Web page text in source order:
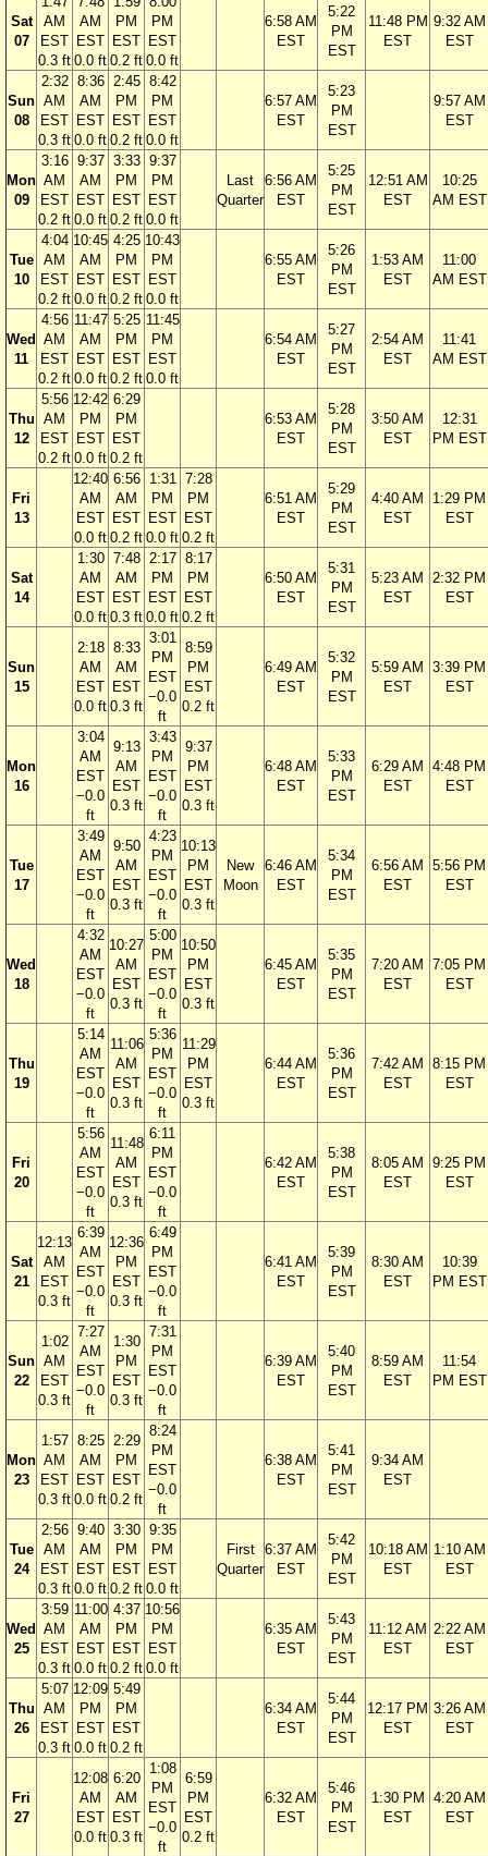
Sat
07
AM
EST
0.3 ft
AM
EST
0.0 ft
PM
EST
0.2 ft
PM
EST
0.0 ft
6:58 AM
EST
5:22
PM
EST
11:48 PM
EST
9:32 AM
EST
Sun
08
2:32
AM
EST
0.3 ft
8:36
AM
EST
0.0 ft
2:45
PM
EST
0.2 ft
8:42
PM
EST
0.0 ft
6:57 AM
EST
5:23
PM
EST
9:57 AM
EST
Mon
09
3:16
AM
EST
0.2 ft
9:37
AM
EST
0.0 ft
3:33
PM
EST
0.2 ft
9:37
PM
EST
0.0 ft
Last
Quarter
6:56 AM
EST
5:25
PM
EST
12:51 AM
EST
10:25
AM EST
Tue
10
4:04
AM
EST
0.2 ft
10:45
AM
EST
0.0 ft
4:25
PM
EST
0.2 ft
10:43
PM
EST
0.0 ft
6:55 AM
EST
5:26
PM
EST
1:53 AM
EST
11:00
AM EST
Wed
11
4:56
AM
EST
0.2 ft
11:47
AM
EST
0.0 ft
5:25
PM
EST
0.2 ft
11:45
PM
EST
0.0 ft
6:54 AM
EST
5:27
PM
EST
2:54 AM
EST
11:41
AM EST
Thu
12
5:56
AM
EST
0.2 ft
12:42
PM
EST
0.0 ft
6:29
PM
EST
0.2 ft
6:53 AM
EST
5:28
PM
EST
3:50 AM
EST
12:31
PM EST
Fri
13
12:40
AM
EST
0.0 ft
6:56
AM
EST
0.2 ft
1:31
PM
EST
0.0 ft
7:28
PM
EST
0.2 ft
6:51 AM
EST
5:29
PM
EST
4:40 AM
EST
1:29 PM
EST
Sat
14
1:30
AM
EST
0.0 ft
7:48
AM
EST
0.3 ft
2:17
PM
EST
0.0 ft
8:17
PM
EST
0.2 ft
6:50 AM
EST
5:31
PM
EST
5:23 AM
EST
2:32 PM
EST
Sun
15
2:18
AM
EST
0.0 ft
8:33
AM
EST
0.3 ft
3:01
PM
EST
−0.0
ft
8:59
PM
EST
0.2 ft
6:49 AM
EST
5:32
PM
EST
5:59 AM
EST
3:39 PM
EST
Mon
16
3:04
AM
EST
−0.0
ft
9:13
AM
EST
0.3 ft
3:43
PM
EST
−0.0
ft
9:37
PM
EST
0.3 ft
6:48 AM
EST
5:33
PM
EST
6:29 AM
EST
4:48 PM
EST
Tue
17
3:49
AM
EST
−0.0
ft
9:50
AM
EST
0.3 ft
4:23
PM
EST
−0.0
ft
10:13
PM
EST
0.3 ft
New
Moon
6:46 AM
EST
5:34
PM
EST
6:56 AM
EST
5:56 PM
EST
Wed
18
4:32
AM
EST
−0.0
ft
10:27
AM
EST
0.3 ft
5:00
PM
EST
−0.0
ft
10:50
PM
EST
0.3 ft
6:45 AM
EST
5:35
PM
EST
7:20 AM
EST
7:05 PM
EST
Thu
19
5:14
AM
EST
−0.0
ft
11:06
AM
EST
0.3 ft
5:36
PM
EST
−0.0
ft
11:29
PM
EST
0.3 ft
6:44 AM
EST
5:36
PM
EST
7:42 AM
EST
8:15 PM
EST
Fri
20
5:56
AM
EST
−0.0
ft
11:48
AM
EST
0.3 ft
6:11
PM
EST
−0.0
ft
6:42 AM
EST
5:38
PM
EST
8:05 AM
EST
9:25 PM
EST
Sat
21
12:13
AM
EST
0.3 ft
6:39
AM
EST
−0.0
ft
12:36
PM
EST
0.3 ft
6:49
PM
EST
−0.0
ft
6:41 AM
EST
5:39
PM
EST
8:30 AM
EST
10:39
PM EST
Sun
22
1:02
AM
EST
0.3 ft
7:27
AM
EST
−0.0
ft
1:30
PM
EST
0.3 ft
7:31
PM
EST
−0.0
ft
6:39 AM
EST
5:40
PM
EST
8:59 AM
EST
11:54
PM EST
Mon
23
1:57
AM
EST
0.3 ft
8:25
AM
EST
0.0 ft
2:29
PM
EST
0.2 ft
8:24
PM
EST
−0.0
ft
6:38 AM
EST
5:41
PM
EST
9:34 AM
EST
Tue
24
2:56
AM
EST
0.3 ft
9:40
AM
EST
0.0 ft
3:30
PM
EST
0.2 ft
9:35
PM
EST
0.0 ft
First
Quarter
6:37 AM
EST
5:42
PM
EST
10:18 AM
EST
1:10 AM
EST
Wed
25
3:59
AM
EST
0.3 ft
11:00
AM
EST
0.0 ft
4:37
PM
EST
0.2 ft
10:56
PM
EST
0.0 ft
6:35 AM
EST
5:43
PM
EST
11:12 AM
EST
2:22 AM
EST
Thu
26
5:07
AM
EST
0.3 ft
12:09
PM
EST
0.0 ft
5:49
PM
EST
0.2 ft
6:34 AM
EST
5:44
PM
EST
12:17 PM
EST
3:26 AM
EST
Fri
27
12:08
AM
EST
0.0 ft
6:20
AM
EST
0.3 ft
1:08
PM
EST
−0.0
ft
6:59
PM
EST
0.2 ft
6:32 AM
EST
5:46
PM
EST
1:30 PM
EST
4:20 AM
EST